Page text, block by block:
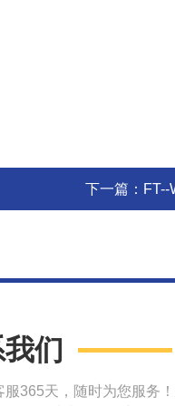
下一篇： FT--
们
服365天，随时为您服务